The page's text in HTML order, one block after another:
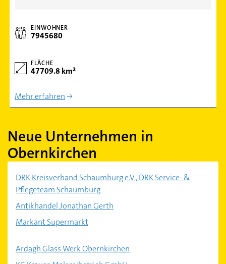
EINWOHNER
7945680
FLÄCHE
47709.8 km²
Mehr erfahren
Neue Unternehmen in
Obernkirchen
DRK Kreisverband Schaumburg e.V., DRK Service- &
Pflegeteam Schaumburg
Antikhandel Jonathan Gerth
Markant Supermarkt
Ardagh Glass Werk Obernkirchen